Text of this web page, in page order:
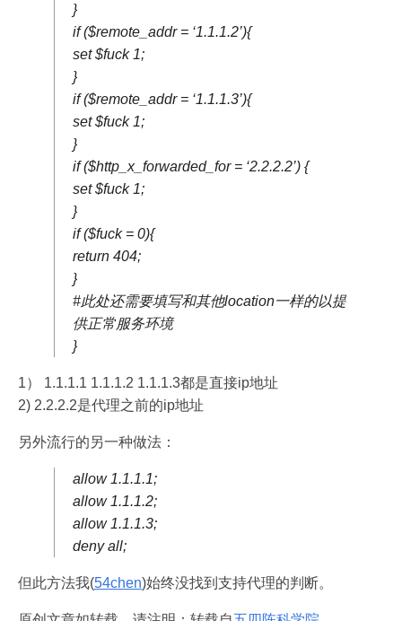
}
if ($remote_addr = ‘1.1.1.2’){
set $fuck 1;
}
if ($remote_addr = ‘1.1.1.3’){
set $fuck 1;
}
if ($http_x_forwarded_for = ‘2.2.2.2’) {
set $fuck 1;
}
if ($fuck = 0){
return 404;
}
#此处还需要填写和其他location一样的以提
供正常服务环境
}
1） 1.1.1.1 1.1.1.2 1.1.1.3都是直接ip地址
2) 2.2.2.2是代理之前的ip地址
另外流行的另一种做法：
allow 1.1.1.1;
allow 1.1.1.2;
allow 1.1.1.3;
deny all;
但此方法我(54chen)始终没找到支持代理的判断。